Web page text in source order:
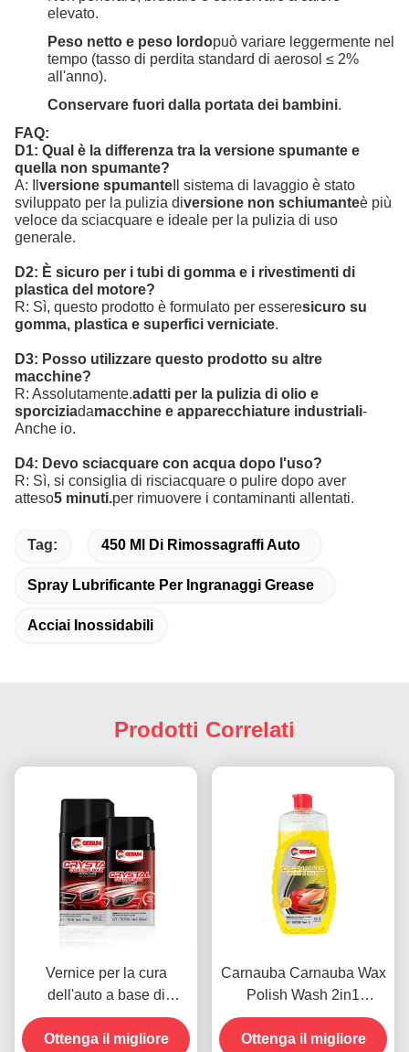
elevato.
Peso netto e peso lordopuò variare leggermente nel
tempo (tasso di perdita standard di aerosol ≤ 2%
all'anno).
Conservare fuori dalla portata dei bambini.
FAQ:
D1: Qual è la differenza tra la versione spumante e
quella non spumante?
A: Ilversione spumanteIl sistema di lavaggio è stato
sviluppato per la pulizia diversione non schiumanteè più
veloce da sciacquare e ideale per la pulizia di uso
generale.
D2: È sicuro per i tubi di gomma e i rivestimenti di
plastica del motore?
R: Sì, questo prodotto è formulato per esseresicuro su
gomma, plastica e superfici verniciate.
D3: Posso utilizzare questo prodotto su altre
macchine?
R: Assolutamente.adatti per la pulizia di olio e
sporciziadamacchine e apparecchiature industriali-
Anche io.
D4: Devo sciacquare con acqua dopo l'uso?
R: Sì, si consiglia di risciacquare o pulire dopo aver
atteso5 minuti.per rimuovere i contaminanti allentati.
Tag: 450 Ml Di Rimossagraffi Auto
Spray Lubrificante Per Ingranaggi Grease
Acciai Inossidabili
Prodotti Correlati
Vernice per la cura
dell'auto a base di
silicone Rivestimento
cristallino Cera
Ottenga il migliore
Carnauba Carnauba Wax
Polish Wash 2in1
impermeabile resistente
agli graffi
Ottenga il migliore